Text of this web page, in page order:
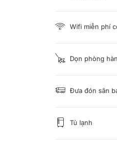
Wifi miễn phí
Dọn phòng
Đưa đón sân
Tủ lạnh